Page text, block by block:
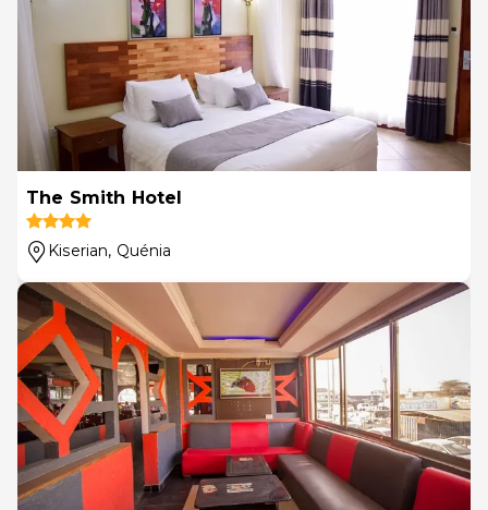
The Smith Hotel
Kiserian, Quénia